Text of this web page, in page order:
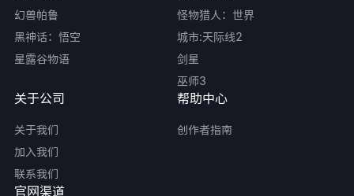
幻兽帕鲁
黑神话：悟空
星露谷物语
怪物猎人：世界
城市:天际线2
剑星
巫师3
关于公司
关于我们
加入我们
联系我们
帮助中心
创作者指南
官网渠道